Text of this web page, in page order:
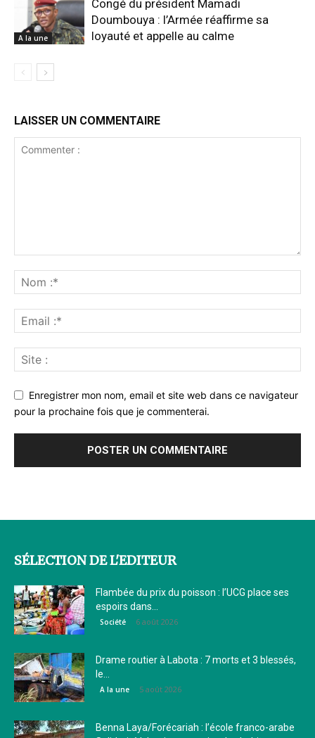
A la une
Congé du président Mamadi
Doumbouya : l’Armée réaffirme sa
loyauté et appelle au calme
LAISSER UN COMMENTAIRE
Enregistrer mon nom, email et site web dans ce navigateur
pour la prochaine fois que je commenterai.
SÉLECTION DE L'EDITEUR
Flambée du prix du poisson : l’UCG place ses
espoirs dans...
Société 6 août 2026
Drame routier à Labota : 7 morts et 3 blessés,
le...
A la une 5 août 2026
Benna Laya/Forécariah : l’école franco-arabe